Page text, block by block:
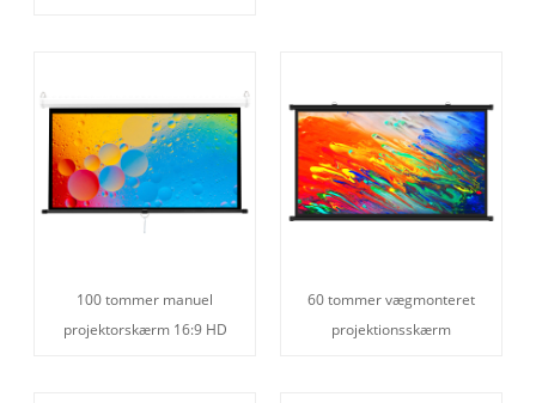
100 tommer manuel
projektorskærm 16:9 HD
60 tommer vægmonteret
projektionsskærm